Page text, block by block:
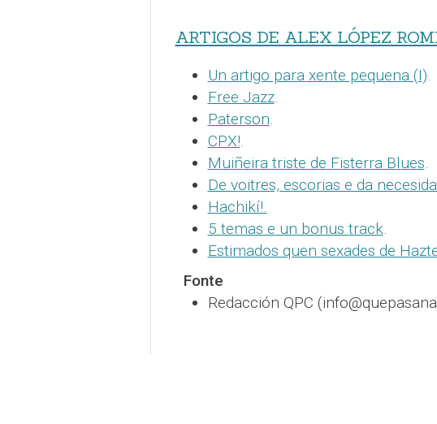
ARTIGOS DE ALEX LÓPEZ
Un artigo para xente pequena (I).
Free Jazz.
Paterson.
CPX!.
Muiñeira triste de Fisterra Blues.
De voitres, escorias e da
Hachikí!.
5 temas e un bonus track.
Estimados quen sexades de
Fonte
Redacción QPC